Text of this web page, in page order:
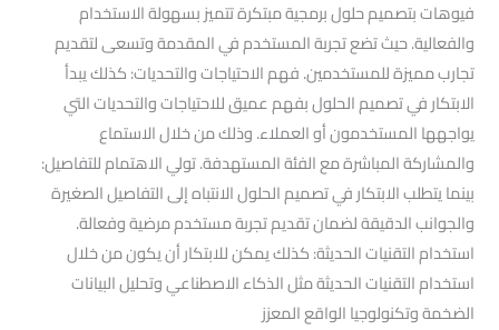
فيوهات بتصميم حلول برمجية مبتكرة تتميز بسهولة الاستخدام
والفعالية. حيث تضع تجربة المستخدم في المقدمة وتسعى لتقديم
تجارب مميزة للمستخدمين. فهم الاحتياجات والتحديات: كذلك يبدأ
الابتكار في تصميم الحلول بفهم عميق للاحتياجات والتحديات التي
يواجهها المستخدمون أو العملاء. وذلك من خلال الاستماع
والمشاركة المباشرة مع الفئة المستهدفة. تولي الاهتمام للتفاصيل:
بينما يتطلب الابتكار في تصميم الحلول الانتباه إلى التفاصيل الصغيرة
والجوانب الدقيقة لضمان تقديم تجربة مستخدم مرضية وفعالة.
استخدام التقنيات الحديثة: كذلك يمكن للابتكار أن يكون من خلال
استخدام التقنيات الحديثة مثل الذكاء الاصطناعي وتحليل البيانات
الضخمة وتكنولوجيا الواقع المعزز